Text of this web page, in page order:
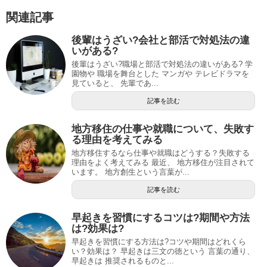
関連記事
後輩はうざい?会社と部活で対処法の違
いがある?
後輩はうざい?職場と部活で対処法の違いがある? 学
園物や 職場を舞台とした マンガや テレビドラマを
見ていると、 先輩であ...
記事を読む
地方移住の仕事や就職について、失敗す
る理由を考えてみる
地方移住するなら仕事や就職はどうする？失敗する
理由をよく考えてみる 最近、 地方移住が注目されて
います。 地方創生という言葉が...
記事を読む
早起きを習慣にするコツは?期間や方法
は?効果は?
早起きを習慣にする方法は?コツや期間はどれくら
い？効果は？ 早起きは三文の徳という 言葉の通り、
早起きは 推奨されるものと...